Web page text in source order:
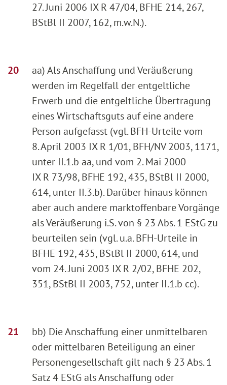
27. Juni 2006 IX R 47/04, BFHE 214, 267,
BStBl II 2007, 162, m.w.N.).
aa) Als Anschaffung und Veräußerung
werden im Regelfall der entgeltliche
Erwerb und die entgeltliche Übertragung
eines Wirtschaftsguts auf eine andere
Person aufgefasst (vgl. BFH-Urteile vom
8. April 2003 IX R 1/01, BFH/NV 2003, 1171,
unter II.1.b aa, und vom 2. Mai 2000
IX R 73/98, BFHE 192, 435, BStBl II 2000,
614, unter II.3.b). Darüber hinaus können
aber auch andere marktoffenbare Vorgänge
als Veräußerung i.S. von § 23 Abs. 1 EStG zu
beurteilen sein (vgl. u.a. BFH-Urteile in
BFHE 192, 435, BStBl II 2000, 614, und
vom 24. Juni 2003 IX R 2/02, BFHE 202,
351, BStBl II 2003, 752, unter II.1.b cc).
bb) Die Anschaffung einer unmittelbaren
oder mittelbaren Beteiligung an einer
Personengesellschaft gilt nach § 23 Abs. 1
Satz 4 EStG als Anschaffung oder